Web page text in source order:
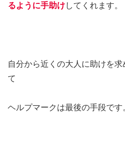
るように手助けしてくれます。
自分から近くの大人に助けを
て
ヘルプマークは最後の手段です